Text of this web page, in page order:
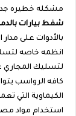
مشكله خطيره
شفط بيارات
بالأدوات على
انظمه خاصه
لتسليك
كافه الرواسب
الكيماوية التي
استخدام مواد